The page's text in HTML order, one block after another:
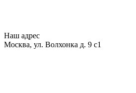
Наш адрес
Москва, ул. Волхонка д. 9 с1